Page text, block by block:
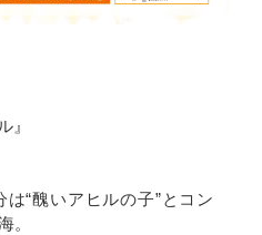
』
“醜いアヒルの子”とコン
。